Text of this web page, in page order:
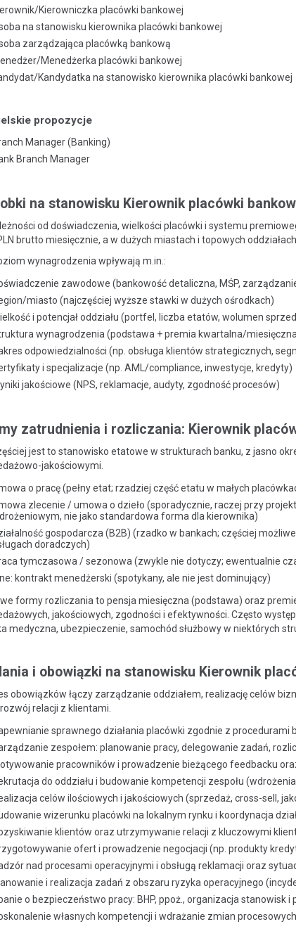
Kierowniczka placówki bankowej
na stanowisku kierownika placówki bankowej
zarządzająca placówką bankową
Menedżerka placówki bankowej
Kandydatka na stanowisko kierownika placówki bankowej
propozycje
Manager (Banking)
Branch Manager
na stanowisku Kierownik placówki
od doświadczenia, wielkości placówki i systemu
brutto miesięcznie, a w dużych miastach i topowych
wynagrodzenia wpływają m.in.:
zawodowe (bankowość detaliczna, MŚP,
miasto (najczęściej wyższe stawki w dużych ośrodkach)
i potencjał oddziału (portfel, liczba etatów, wolumen
wynagrodzenia (podstawa + premia kwartalna/
odpowiedzialności (np. obsługa klientów strategicznych,
i specjalizacje (np. AML/compliance, inwestycje, kredyty)
jakościowe (NPS, reklamacje, audyty, zgodność procesów)
zatrudnienia i rozliczania: Kierownik
jest to stanowisko etatowe w strukturach banku, z jasno
jakościowymi.
o pracę (pełny etat; rzadziej część etatu w małych
zlecenie / umowa o dzieło (sporadycznie, raczej przy
nie jako standardowa forma dla kierownika)
gospodarcza (B2B) (rzadko w bankach; częściej
doradczych)
tymczasowa / sezonowa (zwykle nie dotyczy; ewentualnie
kontrakt menedżerski (spotykany, ale nie jest dominujący)
formy rozliczania to pensja miesięczna (podstawa) oraz
jakościowych, zgodności i efektywności. Często
medyczna, ubezpieczenie, samochód służbowy w niektórych
i obowiązki na stanowisku Kierownik
obowiązków łączy zarządzanie oddziałem, realizację celów
relacji z klientami.
sprawnego działania placówki zgodnie z procedurami
zespołem: planowanie pracy, delegowanie zadań,
pracowników i prowadzenie bieżącego feedbacku
do oddziału i budowanie kompetencji zespołu
celów ilościowych i jakościowych (sprzedaż, cross-sell,
wizerunku placówki na lokalnym rynku i koordynacja
klientów oraz utrzymywanie relacji z kluczowymi
ofert i prowadzenie negocjacji (np. produkty
nad procesami operacyjnymi i obsługą reklamacji oraz
i realizacja zadań z obszaru ryzyka operacyjnego
o bezpieczeństwo pracy: BHP, ppoż., organizacja stanowisk
własnych kompetencji i wdrażanie zmian